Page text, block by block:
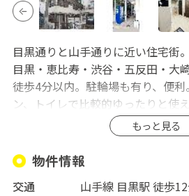
目黒通りと山手通りに近い住宅街
目黒・恵比寿・渋谷・五反田・大
徒歩4分以内。駐輪場も有り、便
ン、トイレで比較的ゆったりと使
スペースも有り5・6人での談笑も
もっと見る
物件情報
交通 山手線 目黒駅 徒歩